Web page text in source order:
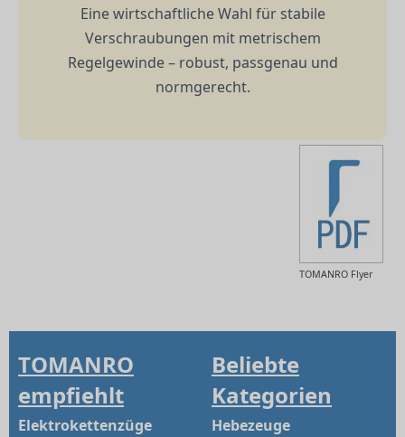
Eine wirtschaftliche Wahl für stabile
Verschraubungen mit metrischem
Regelgewinde – robust, passgenau und
normgerecht.
TOMANRO Flyer
TOMANRO
empfiehlt
Elektrokettenzüge
Beliebte
Kategorien
Hebezeuge